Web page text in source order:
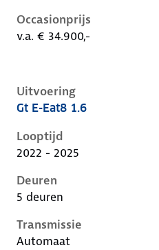
Occasionprijs
v.a. € 34.900,-
Uitvoering
Peugeot 408 i, 1.6, 165
Gt E-Eat8 1.6
Looptijd
2022 - 2025
Deuren
5 deuren
Transmissie
Automaat